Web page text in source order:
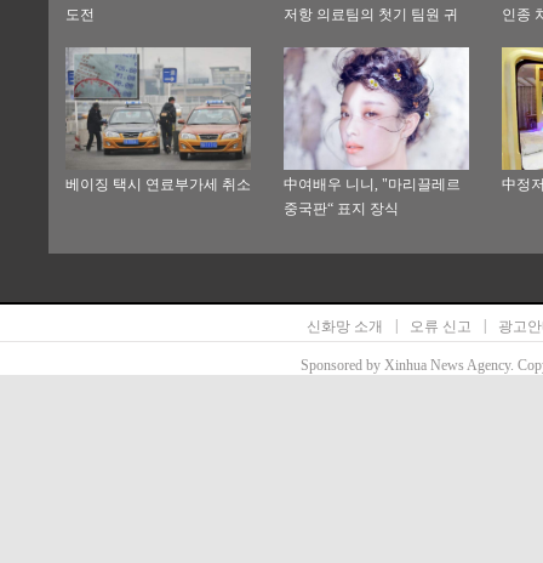
도전
저항 의료팀의 첫기 팀원 귀
인종
베이징 택시 연료부가세 취소
中여배우 니니, "마리끌레르
중국판“ 표지 장식
中정